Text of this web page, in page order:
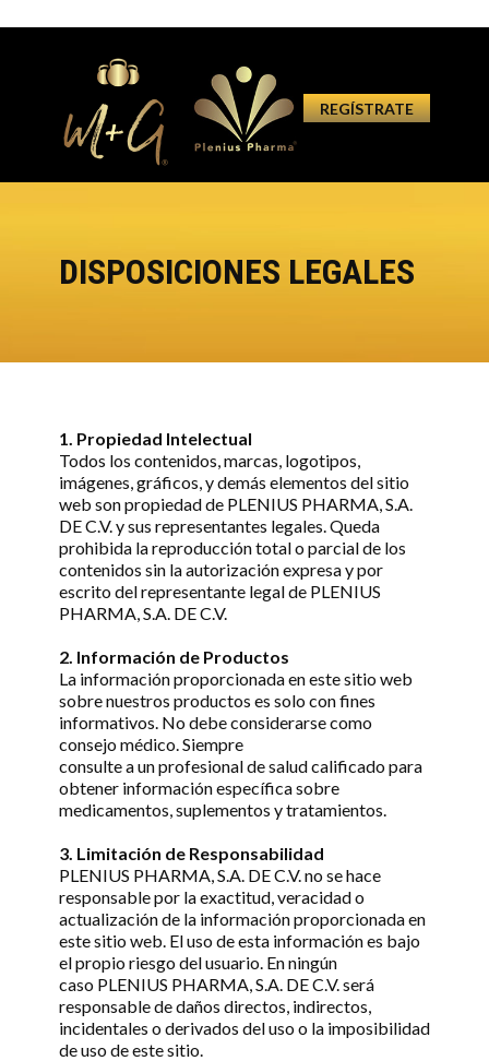
REGÍSTRATE
DISPOSICIONES LEGALES
1. Propiedad Intelectual
Todos los contenidos, marcas, logotipos,
imágenes, gráficos, y demás elementos del sitio
web son propiedad de PLENIUS PHARMA, S.A.
DE C.V. y sus representantes legales. Queda
prohibida la reproducción total o parcial de los
contenidos sin la autorización expresa y por
escrito del representante legal de PLENIUS
PHARMA, S.A. DE C.V.
2. Información de Productos
La información proporcionada en este sitio web
sobre nuestros productos es solo con fines
informativos. No debe considerarse como
consejo médico. Siempre
consulte a un profesional de salud calificado para
obtener información específica sobre
medicamentos, suplementos y tratamientos.
3. Limitación de Responsabilidad
PLENIUS PHARMA, S.A. DE C.V. no se hace
responsable por la exactitud, veracidad o
actualización de la información proporcionada en
este sitio web. El uso de esta información es bajo
el propio riesgo del usuario. En ningún
caso PLENIUS PHARMA, S.A. DE C.V. será
responsable de daños directos, indirectos,
incidentales o derivados del uso o la imposibilidad
de uso de este sitio.